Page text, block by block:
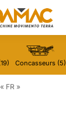
Concasseurs (5)
FR »